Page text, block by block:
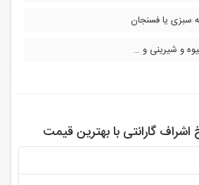
سبزی یا فسنجان
و شیرینی و …
اشراف گارانتی با بهترین قیمت